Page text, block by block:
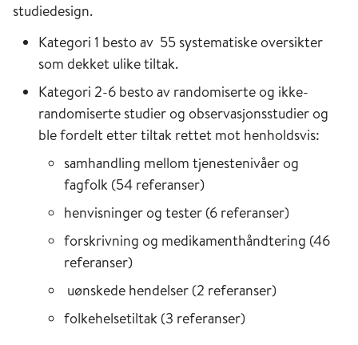
studiedesign.
Kategori 1 besto av 55 systematiske oversikter
som dekket ulike tiltak.
Kategori 2-6 besto av randomiserte og ikke-
randomiserte studier og observasjonsstudier og
ble fordelt etter tiltak rettet mot henholdsvis:
samhandling mellom tjenestenivåer og
fagfolk (54 referanser)
henvisninger og tester (6 referanser)
forskrivning og medikamenthåndtering (46
referanser)
uønskede hendelser (2 referanser)
folkehelsetiltak (3 referanser)